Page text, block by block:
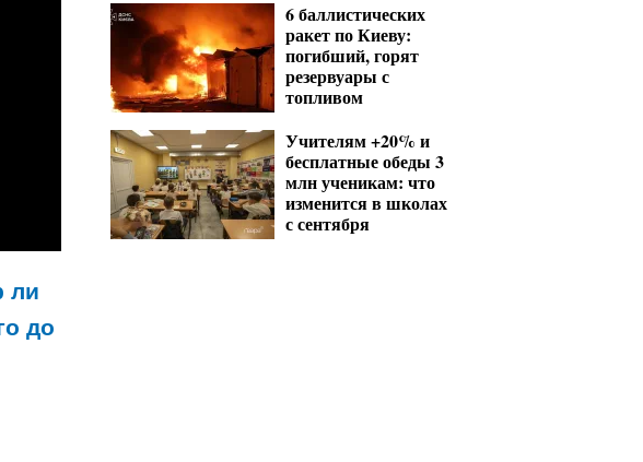
ли
до
6 баллистических
ракет по Киеву:
погибший, горят
резервуары с
топливом
Учителям +20% и
бесплатные обеды 3
млн ученикам: что
изменится в школах
с сентября